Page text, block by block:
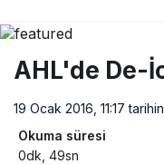
AHL'de De-
19 Ocak 2016, 11:17
Okuma süresi
0dk, 49sn